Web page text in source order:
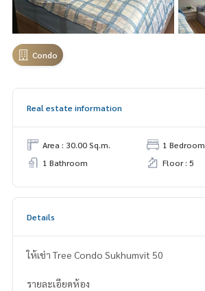
Condo
Real estate information
Area : 30.00 Sq.m.
1 Bedroom
1 Bathroom
Floor : 5
Details
ให้เช่า Tree Condo Sukhumvit 50
รายละเอียดห้อง